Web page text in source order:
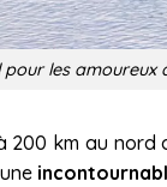
les amoureux
200 km au